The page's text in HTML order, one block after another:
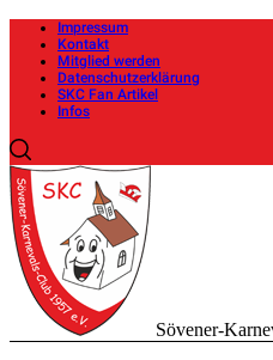
Impressum
Kontakt
Mitglied werden
Datenschutzerklärung
SKC Fan Artikel
Infos
Sövener-